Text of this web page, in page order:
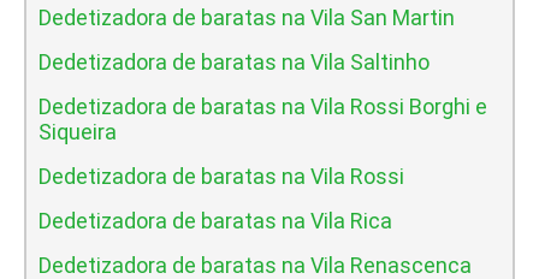
Dedetizadora de baratas na Vila San Martin
Dedetizadora de baratas na Vila Saltinho
Dedetizadora de baratas na Vila Rossi Borghi e
Siqueira
Dedetizadora de baratas na Vila Rossi
Dedetizadora de baratas na Vila Rica
Dedetizadora de baratas na Vila Renascenca